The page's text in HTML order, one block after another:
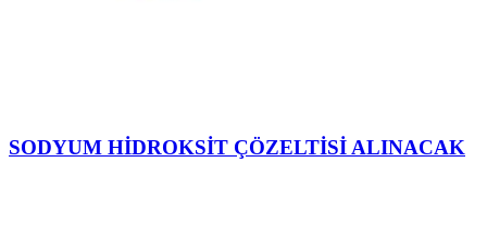
SODYUM HİDROKSİT ÇÖZELTİSİ ALINACAK